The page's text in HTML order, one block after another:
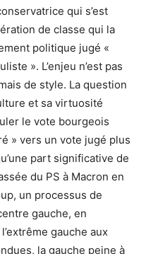
qui s’est
de classe qui la
politique jugé «
». L’enjeu n’est pas
de style. La question
et sa virtuosité
le vote bourgeois
» vers un vote jugé plus
part significative de
du PS à Macron en
un processus de
gauche, en
gauche aux
la gauche peine à